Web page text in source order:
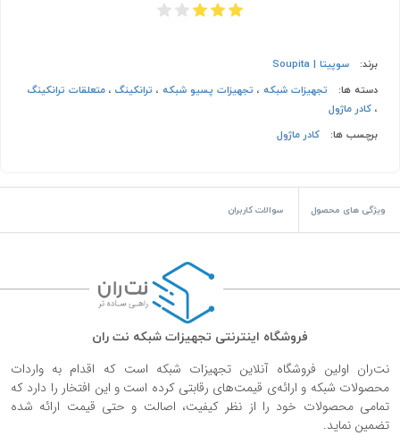
برند:
سوپیتا | Soupita
دسته ها:
تجهیزات شبکه ، تجهیزات پسیو شبکه ، ترانکینگ ، متعلقات ترانکینگ
، کادر ماژول
برچسب ها:
کادر ماژول
ویژگی های محصول سوالات کاربران
فروشگاه اینترنتی تجهیزات شبکه نت ران
نت‌ران اولین فروشگاه آنلاین تجهیزات شبکه است که اقدام به واردات
محصولات شبکه و ارائه‌ی قیمت‌های رقابتی کرده است و این افتخار را دارد که
تمامی محصولات خود را از نظر کیفیت، اصالت و حتی قیمت ارائه شده
تضمین نماید.